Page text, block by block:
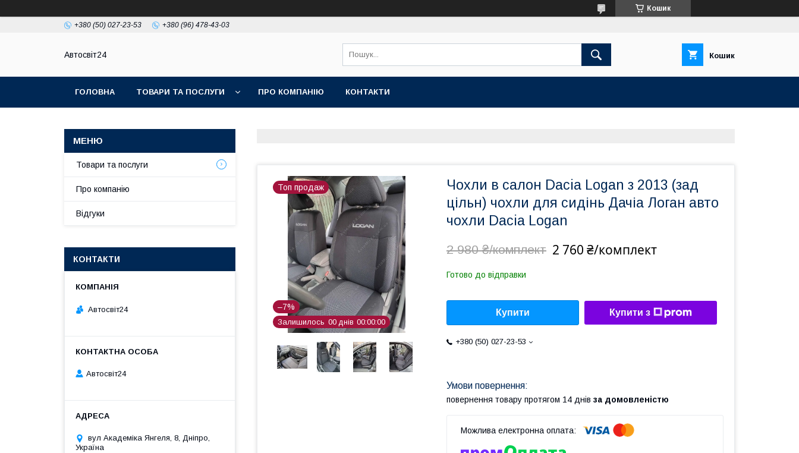
Кошик
+380 (50) 027-23-53 +380 (96) 478-43-03
Автосвіт24 Кошик
ГОЛОВНА ТОВАРИ ТА ПОСЛУГИ ПРО КОМПАНІЮ КОНТАКТИ
Топ продаж
–7%
Залишилось 00 днів 00 00 00
Чохли в салон Dacia Logan з 2013 (зад
цільн) чохли для сидінь Дачіа Логан авто
чохли Dacia Logan
2 980 ₴/комплект 2 760 ₴/комплект
Готово до відправки
Купити Купити з
+380 (50) 027-23-53
повернення товару протягом 14 днів за домовленістю
Товари та послуги
Про компанію
Відгуки
КОНТАКТИ
Автосвіт24
Автосвіт24
вул Академіка Янгеля, 8, Дніпро,
Україна